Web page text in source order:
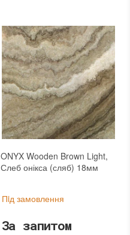
ONYX Wooden Brown Light,
Слеб онікса (сляб) 18мм
Пiд замовлення
За запитом